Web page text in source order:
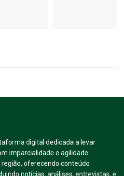
digital dedicada a levar
imparcialidade e agilidade.
oferecendo conteúdo
notícias, análises, entrevistas, e